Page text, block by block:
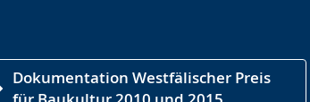
Dokumentation Westfälischer Preis